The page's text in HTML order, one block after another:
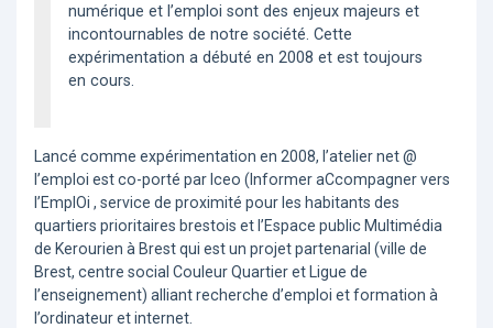
numérique et l’emploi sont des enjeux majeurs et
incontournables de notre société. Cette
expérimentation a débuté en 2008 et est toujours
en cours.
Lancé comme expérimentation en 2008, l’atelier net @
l’emploi est co-porté par Iceo (Informer aCcompagner vers
l’EmplOi , service de proximité pour les habitants des
quartiers prioritaires brestois et l’Espace public Multimédia
de Kerourien à Brest qui est un projet partenarial (ville de
Brest, centre social Couleur Quartier et Ligue de
l’enseignement) alliant recherche d’emploi et formation à
l’ordinateur et internet.